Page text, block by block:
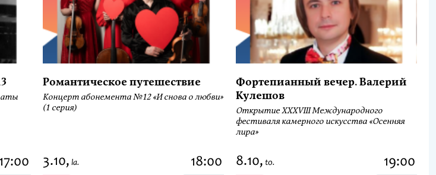
Романтическое путешествие
Концерт абонемента №12 «И снова о любви»
(1 серия)
Фортепианный вечер. Валерий
Кулешов
Открытие ХХХVIII Международного
фестиваля камерного искусства «Осенняя
лира»
17:00 3.10, la. 18:00 8.10, to. 19:00